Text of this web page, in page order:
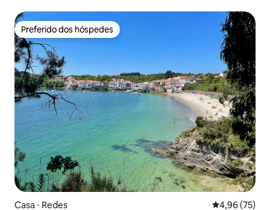
Preferido dos hóspedes
Preferido dos hóspedes
Casa ⋅ Redes 4,96 de uma
4,96 (75)